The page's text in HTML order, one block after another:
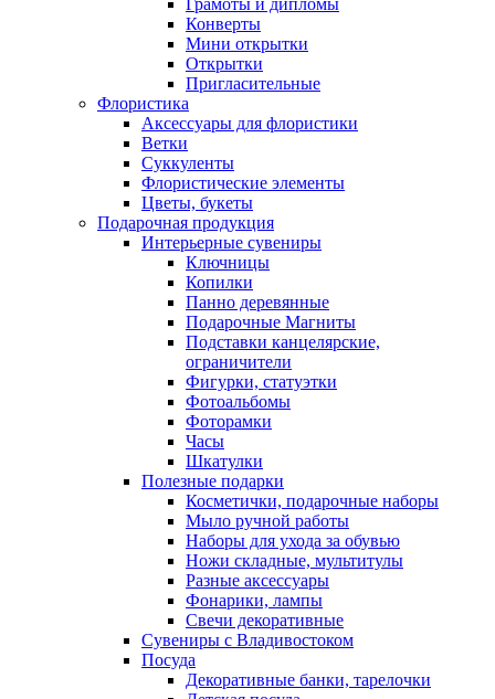
Грамоты и дипломы
Конверты
Мини открытки
Открытки
Пригласительные
Флористика
Аксессуары для флористики
Ветки
Суккуленты
Флористические элементы
Цветы, букеты
Подарочная продукция
Интерьерные сувениры
Ключницы
Копилки
Панно деревянные
Подарочные Магниты
Подставки канцелярские,
ограничители
Фигурки, статуэтки
Фотоальбомы
Фоторамки
Часы
Шкатулки
Полезные подарки
Косметички, подарочные наборы
Мыло ручной работы
Наборы для ухода за обувью
Ножи складные, мультитулы
Разные аксессуары
Фонарики, лампы
Свечи декоративные
Сувениры с Владивостоком
Посуда
Декоративные банки, тарелочки